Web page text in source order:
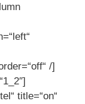
/]
title=“on“